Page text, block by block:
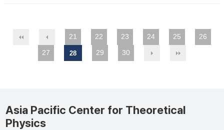
21 22 23 24 25
26
27
28 29 30
Asia Pacific Center for Theoretical
Physics